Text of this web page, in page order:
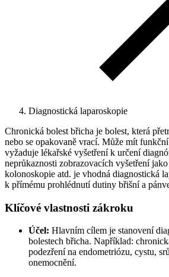
Diagnostická laparoskopie
Chronická bolest břicha je bolest, která
nebo se opakovaně vrací. Může mít
vyžaduje lékařské vyšetření k určení
neprůkaznosti zobrazovacích vyšetření
kolonoskopie atd. je vhodná diagnostická
k přímému prohlédnutí dutiny břišní a
Klíčové vlastnosti zákroku
Účel: Hlavním cílem je stanovení
bolestech břicha. Například:
podezření na endometriózu, cystu,
onemocnění.